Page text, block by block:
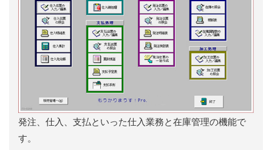
発注、仕入、支払といった仕入業務と在庫管理の機能で
す。